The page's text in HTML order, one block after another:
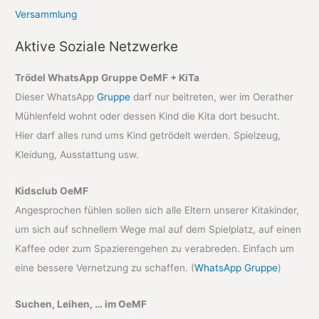
Versammlung
Aktive Soziale Netzwerke
Trödel WhatsApp Gruppe OeMF + KiTa
Dieser WhatsAppGruppe darf nur beitreten, wer im Oerather
Mühlenfeld wohnt oder dessen Kind die Kita dort besucht.
Hier darf alles rund ums Kind getrödelt werden. Spielzeug,
Kleidung, Ausstattung usw.
Kidsclub OeMF
Angesprochen fühlen sollen sich alle Eltern unserer Kitakinder,
um sich auf schnellem Wege mal auf dem Spielplatz, auf einen
Kaffee oder zum Spazierengehen zu verabreden. Einfach um
eine bessere Vernetzung zu schaffen. (WhatsApp Gruppe)
Suchen, Leihen, … im OeMF